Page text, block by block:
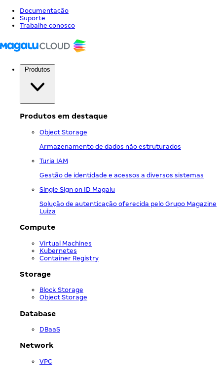
Documentação
Suporte
Trabalhe conosco
Produtos em destaque
Object Storage
Armazenamento de dados não estruturados
Turia IAM
Gestão de identidade e acessos a diversos sistemas
Single Sign on ID Magalu
Solução de autenticação oferecida pelo Grupo Magazine
Luiza
Compute
Virtual Machines
Kubernetes
Container Registry
Storage
Block Storage
Object Storage
Database
DBaaS
Network
VPC